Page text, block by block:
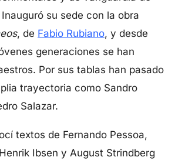
su sede con la obra
, de Fabio Rubiano, y desde
generaciones se han
Por sus tablas han pasado
trayectoria como Sandro
Salazar.
textos de Fernando Pessoa,
Ibsen y August Strindberg